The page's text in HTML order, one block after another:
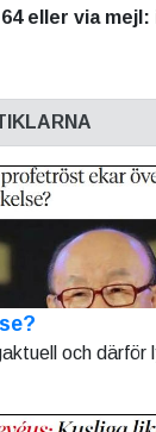
eller via
och därför